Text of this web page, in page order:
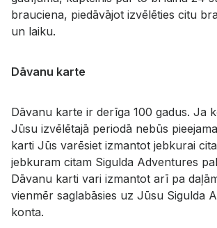
brauciena, piedāvājot izvēlēties citu
un laiku.
Dāvanu karte
Dāvanu karte ir derīga 100 gadus. Ja
Jūsu izvēlētajā periodā nebūs
karti Jūs varēsiet izmantot jebkurai
jebkuram citam Sigulda Adventures
Dāvanu karti vari izmantot arī pa
vienmēr saglabāsies uz Jūsu Sigulda
konta.